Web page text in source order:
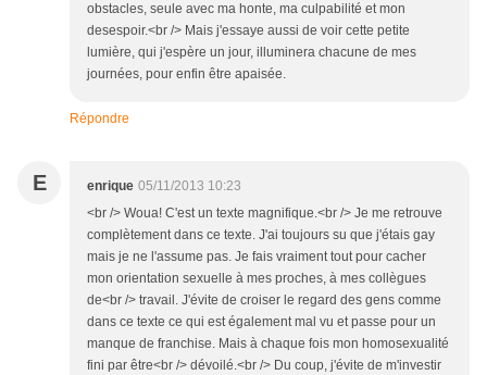
obstacles, seule avec ma honte, ma culpabilité et mon
desespoir.<br /> Mais j'essaye aussi de voir cette petite
lumière, qui j'espère un jour, illuminera chacune de mes
journées, pour enfin être apaisée.
Répondre
E enrique 05/11/2013 10:23
<br /> Woua! C'est un texte magnifique.<br /> Je me retrouve
complètement dans ce texte. J'ai toujours su que j'étais gay
mais je ne l'assume pas. Je fais vraiment tout pour cacher
mon orientation sexuelle à mes proches, à mes collègues
de<br /> travail. J'évite de croiser le regard des gens comme
dans ce texte ce qui est également mal vu et passe pour un
manque de franchise. Mais à chaque fois mon homosexualité
fini par être<br /> dévoilé.<br /> Du coup, j'évite de m'investir